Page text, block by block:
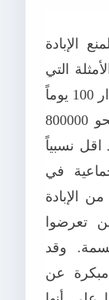
الإبادة
التي
تبرهن على هذا الاخفاق. اذ على مدار 100 يوماً
في عام 1994، تم ذبح ما يقدر بنحو 800000
اقل نسبياً
في
الإبادة
تعرضوا
2 مليون نسمة. وقد
مبكرة عن